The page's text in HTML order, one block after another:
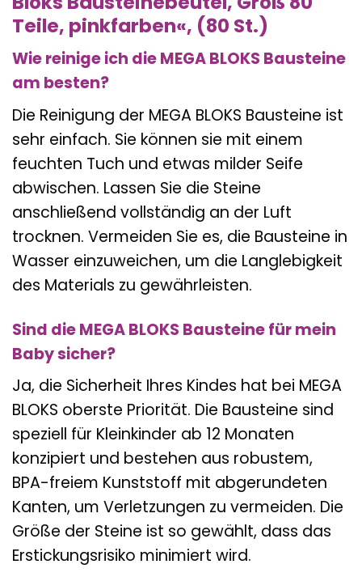
Teile, pinkfarben«, (80 St.)
Wie reinige ich die MEGA BLOKS Bausteine
am besten?
Die Reinigung der MEGA BLOKS Bausteine ist
sehr einfach. Sie können sie mit einem
feuchten Tuch und etwas milder Seife
abwischen. Lassen Sie die Steine
anschließend vollständig an der Luft
trocknen. Vermeiden Sie es, die Bausteine in
Wasser einzuweichen, um die Langlebigkeit
des Materials zu gewährleisten.
Sind die MEGA BLOKS Bausteine für mein
Baby sicher?
Ja, die Sicherheit Ihres Kindes hat bei MEGA
BLOKS oberste Priorität. Die Bausteine sind
speziell für Kleinkinder ab 12 Monaten
konzipiert und bestehen aus robustem,
BPA-freiem Kunststoff mit abgerundeten
Kanten, um Verletzungen zu vermeiden. Die
Größe der Steine ist so gewählt, dass das
Erstickungsrisiko minimiert wird.